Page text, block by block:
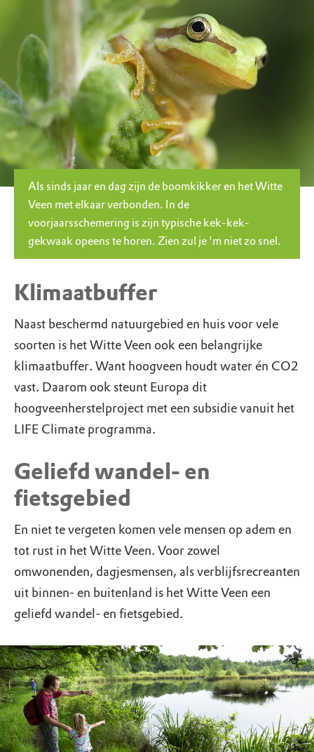
Als sinds jaar en dag zijn de boomkikker en het Witte
Veen met elkaar verbonden. In de
voorjaarsschemering is zijn typische kek-kek-
gekwaak opeens te horen. Zien zul je 'm niet zo snel.
Klimaatbuffer
Naast beschermd natuurgebied en huis voor vele
soorten is het Witte Veen ook een belangrijke
klimaatbuffer. Want hoogveen houdt water én CO2
vast. Daarom ook steunt Europa dit
hoogveenherstelproject met een subsidie vanuit het
LIFE Climate programma.
Geliefd wandel- en
fietsgebied
En niet te vergeten komen vele mensen op adem en
tot rust in het Witte Veen. Voor zowel
omwonenden, dagjesmensen, als verblijfsrecreanten
uit binnen- en buitenland is het Witte Veen een
geliefd wandel- en fietsgebied.